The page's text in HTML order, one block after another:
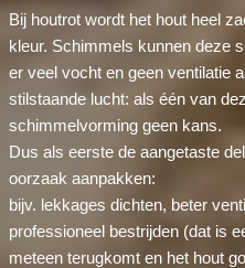
Bij houtrot wordt het hout heel
kleur. Schimmels kunnen deze
er veel vocht en geen ventilatie
stilstaande lucht: als één van
schimmelvorming geen kans.
Dus als eerste de aangetaste
oorzaak aanpakken:
bijv. lekkages dichten, beter
professioneel bestrijden (dat is
meteen terugkomt en het hout